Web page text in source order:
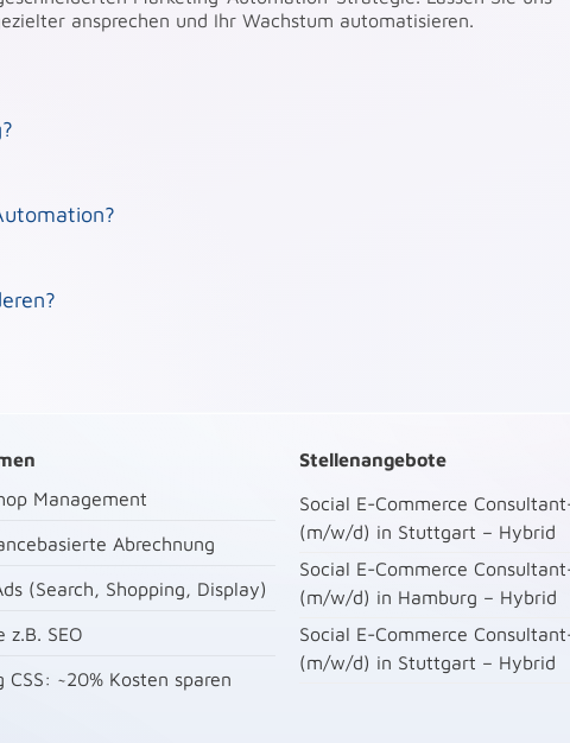
ansprechen und Ihr Wachstum automatisieren.
Management
Abrechnung
(Search, Shopping, Display)
z.B. SEO
CSS: ~20% Kosten sparen
Stellenangebote
Social E-Commerce
(m/w/d) in Stuttgart – Hybrid
Social E-Commerce
(m/w/d) in Hamburg – Hybrid
Social E-Commerce
(m/w/d) in Stuttgart – Hybrid